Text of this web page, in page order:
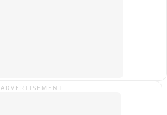
ADVERTISEMENT